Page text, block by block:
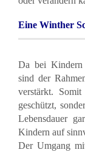
Eine Winther
Da bei Kindern
sind der
verstärkt.
geschützt,
Lebensdauer
Kindern auf
Der Umgang